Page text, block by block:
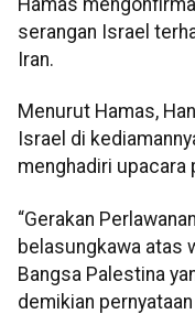
Hamas
serangan Israel
Iran.
Menurut Hamas,
Israel di
menghadiri upacara
“Gerakan
belasungkawa atas
Bangsa Palestina
demikian